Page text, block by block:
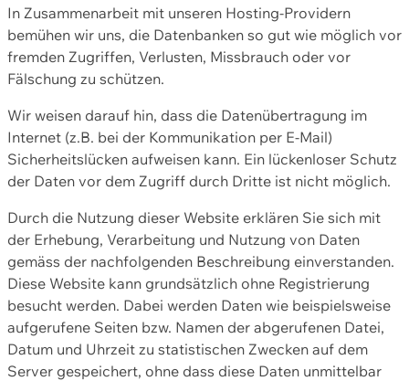
In Zusammenarbeit mit unseren Hosting-Providern
bemühen wir uns, die Datenbanken so gut wie möglich vor
fremden Zugriffen, Verlusten, Missbrauch oder vor
Fälschung zu schützen.
Wir weisen darauf hin, dass die Datenübertragung im
Internet (z.B. bei der Kommunikation per E-Mail)
Sicherheitslücken aufweisen kann. Ein lückenloser Schutz
der Daten vor dem Zugriff durch Dritte ist nicht möglich.
Durch die Nutzung dieser Website erklären Sie sich mit
der Erhebung, Verarbeitung und Nutzung von Daten
gemäss der nachfolgenden Beschreibung einverstanden.
Diese Website kann grundsätzlich ohne Registrierung
besucht werden. Dabei werden Daten wie beispielsweise
aufgerufene Seiten bzw. Namen der abgerufenen Datei,
Datum und Uhrzeit zu statistischen Zwecken auf dem
Server gespeichert, ohne dass diese Daten unmittelbar